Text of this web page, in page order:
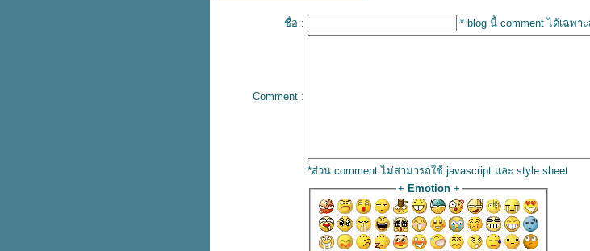
ชื่อ : * blog นี้ comment ได้เฉพา
Comment :
*ส่วน comment ไม่สามารถใช้ javascript และ style sheet
+ Emotion+